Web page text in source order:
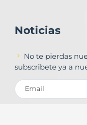
Noticias
No te pierdas
subscribete ya a